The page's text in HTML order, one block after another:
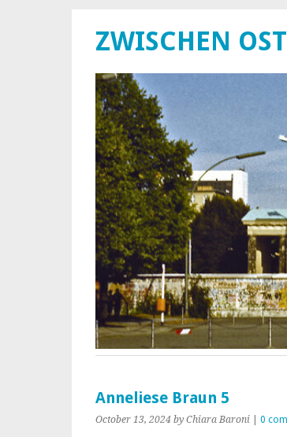
ZWISCHEN
Anneliese Braun 5
October 13, 2024 by Chiara Baroni 0